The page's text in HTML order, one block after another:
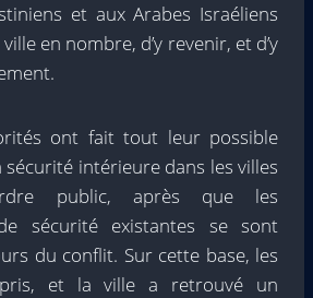
et aux Arabes Israéliens
en nombre, d’y revenir, et d’y
ont fait tout leur possible
intérieure dans les villes
public, après que les
sécurité existantes se sont
du conflit. Sur cette base, les
et la ville a retrouvé un